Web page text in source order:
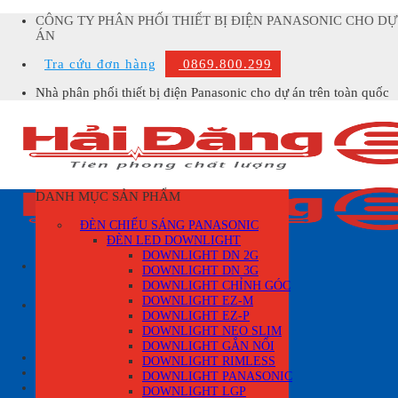
Skip
CÔNG TY PHÂN PHỐI THIẾT BỊ ĐIỆN PANASONIC CHO DỰ
ÁN
Tra cứu đơn hàng
0869.800.299
Nhà phân phối thiết bị điện Panasonic cho dự án trên toàn quốc
DANH MỤC SẢN PHẨM
ĐÈN CHIẾU SÁNG PANASONIC
ĐÈN LED DOWNLIGHT
DOWNLIGHT DN 2G
DOWNLIGHT DN 3G
DOWNLIGHT CHỈNH GÓC
DOWNLIGHT EZ-M
DOWNLIGHT EZ-P
DOWNLIGHT NEO SLIM
DOWNLIGHT GẮN NỔI
DOWNLIGHT RIMLESS
DOWNLIGHT PANASONIC
DOWNLIGHT LGP